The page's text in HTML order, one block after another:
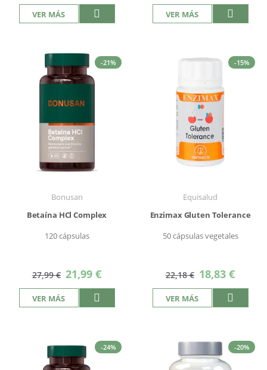
VER MÁS VER MÁS
-21%
Bonusan
Betaína HCl Complex
120 cápsulas
27,99 € Precio
especial
21,99 €
VER MÁS
-15%
Equisalud
Enzimax Gluten Tolerance
50 cápsulas vegetales
22,18 € Precio
especial
18,83 €
VER MÁS
-24% -20%